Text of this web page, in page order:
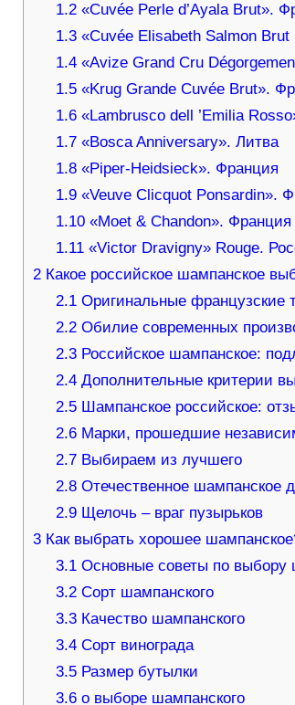
1.2 «Cuvée Perle d’Ayala Brut».
1.3 «Cuvée Elisabeth Salmon
1.4 «Avize Grand Cru
1.5 «Krug Grande Cuvée Brut».
1.6 «Lambrusco dell ’Emilia
1.7 «Bosca Anniversary». Литва
1.8 «Piper-Heidsieck». Франция
1.9 «Veuve Clicquot Ponsardin».
1.10 «Moet & Chandon». Франция
1.11 «Victor Dravigny» Rouge.
2Какое российское шампанское
2.1 Оригинальные французские
2.2 Обилие современных
2.3 Российское шампанское:
2.4 Дополнительные критерии
2.5 Шампанское российское:
2.6 Марки, прошедшие
2.7 Выбираем из лучшего
2.8 Отечественное шампанское
2.9 Щелочь – враг пузырьков
3Как выбрать хорошее
3.1 Основные советы по выбору
3.2 Сорт шампанского
3.3 Качество шампанского
3.4 Сорт винограда
3.5 Размер бутылки
3.6 о выборе шампанского